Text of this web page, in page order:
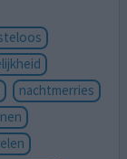
nachtmerries